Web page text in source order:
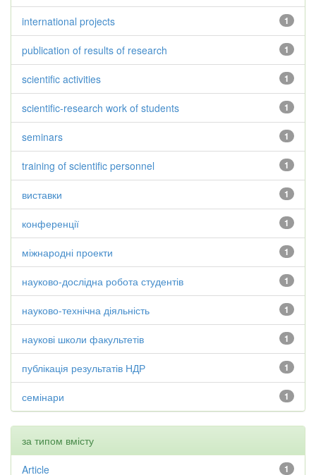
1
international projects
1
publication of results of research
1
scientific activities
1
scientific-research work of students
1
seminars
1
training of scientific personnel
1
виставки
1
конференції
1
міжнародні проекти
1
науково-дослідна робота студентів
1
науково-технічна діяльність
1
наукові школи факультетів
1
публікація результатів НДР
1
семінари
за типом вмісту
1
Article